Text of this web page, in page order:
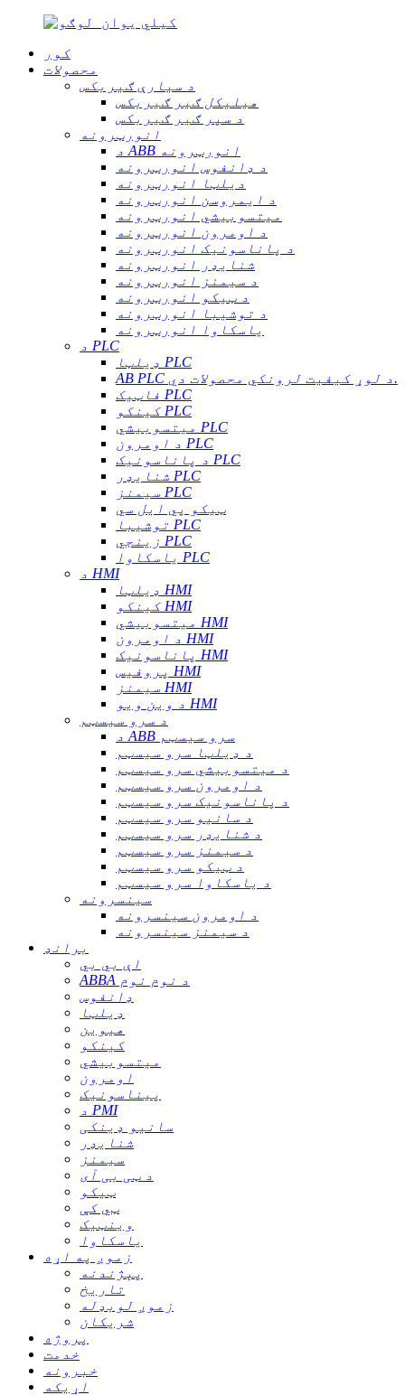
کور
محصولات
د سیارې ګیربکس
هیلیکل ګیر ګیربکس
د سپر ګیر ګیربکس
انورټرونه
د ABB انورټرونه
د ډانفوس انورټرونه
دیلټا انورټرونه
د ایمروسن انورټرونه
میتسوبیشي انورټرونه
د اومرون انورټرونه
د پاناسونیک انورټرونه
شنایډر انورټرونه
د سیمنز انورټرونه
د ټیکو انورټرونه
د توشیبا انورټرونه
یاسکاوا انورټرونه
د PLC
ډیلټا PLC
AB PLC د لوړ کیفیت لرونکي محصولات دي.
فاټیک PLC
کینکو PLC
میتسوبیشي PLC
د اومرون PLC
د پاناسونیک PLC
شنایډر PLC
سیمنز PLC
ټیکو پي ایل سي
توشیبا PLC
زینجي PLC
یاسکاوا PLC
د HMI
ډیلټا HMI
کینکو HMI
میتسوبیشي HMI
د اومرون HMI
پاناسونیک HMI
پروفیس HMI
سیمنز HMI
د وین ویو HMI
د سرو سیسټم
د ABB سرو سیسټم
د ډیلټا سرو سیسټم
د میتسوبیشي سرو سیسټم
د اومرون سرو سیسټم
د پاناسونیک سرو سیسټم
د سانیو سرو سیسټم
د شنایډر سرو سیسټم
د سیمنز سرو سیسټم
د ټیکو سرو سیسټم
د یاسکاوا سرو سیسټم
سینسرونه
د اومرون سینسرونه
د سیمنز سینسرونه
برانډ
اې بي بي
ABBA د نوم نوم
ډانفوس
ډیلټا
هیوین
کینکو
میتسوبیشي
اومرون
پیناسونیک
د PMI
سانیو ډینکی
شنایډر
سیمنز
د ټی بی آی
ټیکو
ټي کې
وینټیک
یاسکاوا
زموږ په اړه
پېژندنه
تاریخ
زموږ لوبډله
شریکان
پروژه
خدمت
خبرونه
اړیکه